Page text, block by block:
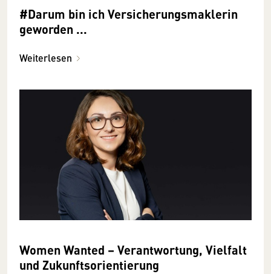
#Darum bin ich Versicherungsmaklerin
geworden ...
Weiterlesen
Women Wanted – Verantwortung, Vielfalt
und Zukunftsorientierung